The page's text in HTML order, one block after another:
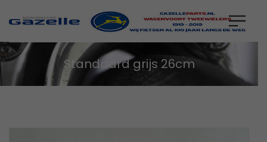
Standaard grijs 26cm